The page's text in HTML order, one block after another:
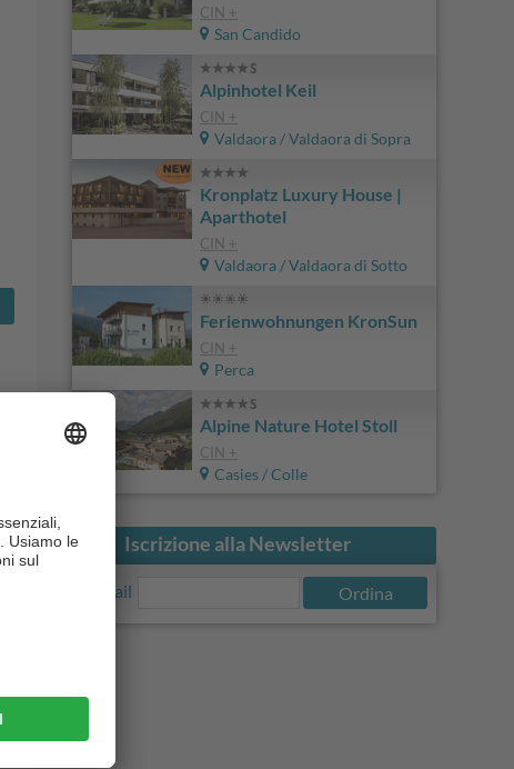
CIN +
San Candido
Alpinhotel Keil
CIN +
Valdaora / Valdaora di Sopra
Kronplatz Luxury House |
Aparthotel
CIN +
Valdaora / Valdaora di Sotto
Ferienwohnungen KronSun
CIN +
Perca
Alpine Nature Hotel Stoll
CIN +
Casies / Colle
Iscrizione alla Newsletter
E-Mail